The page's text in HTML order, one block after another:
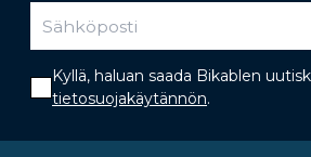
Kyllä, haluan saada Bikablen
tietosuojakäytännön.